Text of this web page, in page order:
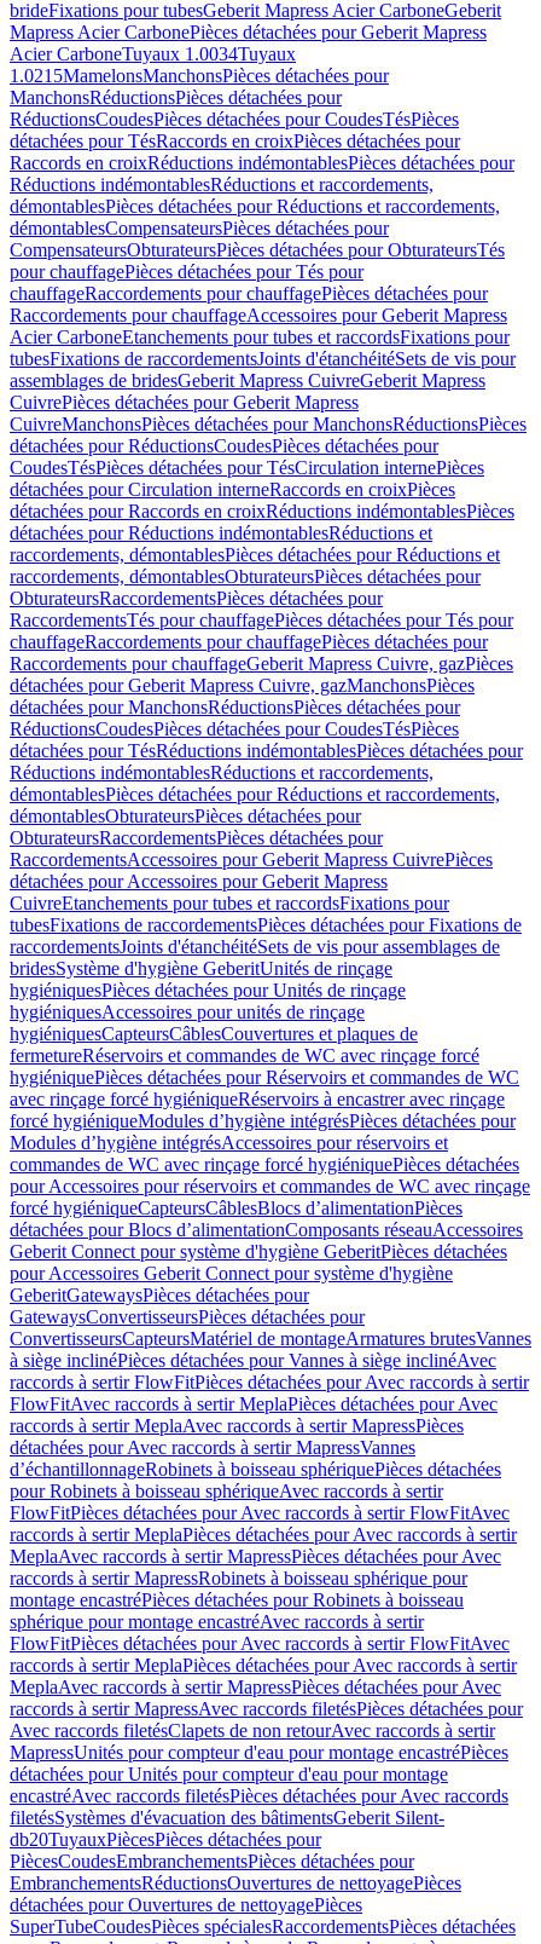
brideFixations pour tubesGeberit Mapress Acier CarboneGeberit
Mapress Acier CarbonePièces détachées pour Geberit Mapress
Acier CarboneTuyaux 1.0034Tuyaux
1.0215MamelonsManchonsPièces détachées pour
ManchonsRéductionsPièces détachées pour
RéductionsCoudesPièces détachées pour CoudesTésPièces
détachées pour TésRaccords en croixPièces détachées pour
Raccords en croixRéductions indémontablesPièces détachées pour
Réductions indémontablesRéductions et raccordements,
démontablesPièces détachées pour Réductions et raccordements,
démontablesCompensateursPièces détachées pour
CompensateursObturateursPièces détachées pour ObturateursTés
pour chauffagePièces détachées pour Tés pour
chauffageRaccordements pour chauffagePièces détachées pour
Raccordements pour chauffageAccessoires pour Geberit Mapress
Acier CarboneEtanchements pour tubes et raccordsFixations pour
tubesFixations de raccordementsJoints d'étanchéitéSets de vis pour
assemblages de bridesGeberit Mapress CuivreGeberit Mapress
CuivrePièces détachées pour Geberit Mapress
CuivreManchonsPièces détachées pour ManchonsRéductionsPièces
détachées pour RéductionsCoudesPièces détachées pour
CoudesTésPièces détachées pour TésCirculation internePièces
détachées pour Circulation interneRaccords en croixPièces
détachées pour Raccords en croixRéductions indémontablesPièces
détachées pour Réductions indémontablesRéductions et
raccordements, démontablesPièces détachées pour Réductions et
raccordements, démontablesObturateursPièces détachées pour
ObturateursRaccordementsPièces détachées pour
RaccordementsTés pour chauffagePièces détachées pour Tés pour
chauffageRaccordements pour chauffagePièces détachées pour
Raccordements pour chauffageGeberit Mapress Cuivre, gazPièces
détachées pour Geberit Mapress Cuivre, gazManchonsPièces
détachées pour ManchonsRéductionsPièces détachées pour
RéductionsCoudesPièces détachées pour CoudesTésPièces
détachées pour TésRéductions indémontablesPièces détachées pour
Réductions indémontablesRéductions et raccordements,
démontablesPièces détachées pour Réductions et raccordements,
démontablesObturateursPièces détachées pour
ObturateursRaccordementsPièces détachées pour
RaccordementsAccessoires pour Geberit Mapress CuivrePièces
détachées pour Accessoires pour Geberit Mapress
CuivreEtanchements pour tubes et raccordsFixations pour
tubesFixations de raccordementsPièces détachées pour Fixations de
raccordementsJoints d'étanchéitéSets de vis pour assemblages de
bridesSystème d'hygiène GeberitUnités de rinçage
hygiéniquesPièces détachées pour Unités de rinçage
hygiéniquesAccessoires pour unités de rinçage
hygiéniquesCapteursCâblesCouvertures et plaques de
fermetureRéservoirs et commandes de WC avec rinçage forcé
hygiéniquePièces détachées pour Réservoirs et commandes de WC
avec rinçage forcé hygiéniqueRéservoirs à encastrer avec rinçage
forcé hygiéniqueModules d’hygiène intégrésPièces détachées pour
Modules d’hygiène intégrésAccessoires pour réservoirs et
commandes de WC avec rinçage forcé hygiéniquePièces détachées
pour Accessoires pour réservoirs et commandes de WC avec rinçage
forcé hygiéniqueCapteursCâblesBlocs d’alimentationPièces
détachées pour Blocs d’alimentationComposants réseauAccessoires
Geberit Connect pour système d'hygiène GeberitPièces détachées
pour Accessoires Geberit Connect pour système d'hygiène
GeberitGatewaysPièces détachées pour
GatewaysConvertisseursPièces détachées pour
ConvertisseursCapteursMatériel de montageArmatures brutesVannes
à siège inclinéPièces détachées pour Vannes à siège inclinéAvec
raccords à sertir FlowFitPièces détachées pour Avec raccords à sertir
FlowFitAvec raccords à sertir MeplaPièces détachées pour Avec
raccords à sertir MeplaAvec raccords à sertir MapressPièces
détachées pour Avec raccords à sertir MapressVannes
d’échantillonnageRobinets à boisseau sphériquePièces détachées
pour Robinets à boisseau sphériqueAvec raccords à sertir
FlowFitPièces détachées pour Avec raccords à sertir FlowFitAvec
raccords à sertir MeplaPièces détachées pour Avec raccords à sertir
MeplaAvec raccords à sertir MapressPièces détachées pour Avec
raccords à sertir MapressRobinets à boisseau sphérique pour
montage encastréPièces détachées pour Robinets à boisseau
sphérique pour montage encastréAvec raccords à sertir
FlowFitPièces détachées pour Avec raccords à sertir FlowFitAvec
raccords à sertir MeplaPièces détachées pour Avec raccords à sertir
MeplaAvec raccords à sertir MapressPièces détachées pour Avec
raccords à sertir MapressAvec raccords filetésPièces détachées pour
Avec raccords filetésClapets de non retourAvec raccords à sertir
MapressUnités pour compteur d'eau pour montage encastréPièces
détachées pour Unités pour compteur d'eau pour montage
encastréAvec raccords filetésPièces détachées pour Avec raccords
filetésSystèmes d'évacuation des bâtimentsGeberit Silent-
db20TuyauxPiècesPièces détachées pour
PiècesCoudesEmbranchementsPièces détachées pour
EmbranchementsRéductionsOuvertures de nettoyagePièces
détachées pour Ouvertures de nettoyagePièces
SuperTubeCoudesPièces spécialesRaccordementsPièces détachées